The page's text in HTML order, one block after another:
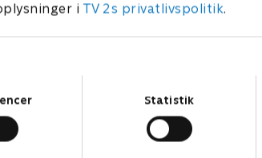
i TV 2s privatlivspolitik.
Statistik